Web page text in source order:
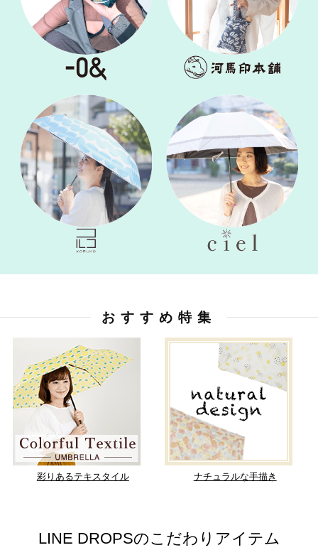
おすすめ特集
彩りあるテキスタイル ナチュラルな手描き
LINE DROPSのこだわりアイテム